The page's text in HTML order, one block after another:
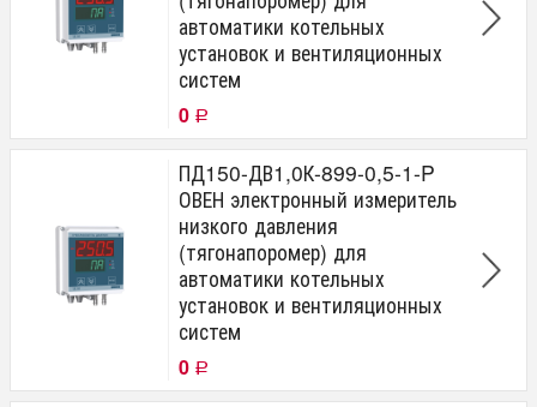
автоматики котельных
установок и вентиляционных
систем
0 Р
ПД150-ДВ1,0К-899-0,5-1-P
ОВЕН электронный измеритель
низкого давления
(тягонапоромер) для
автоматики котельных
установок и вентиляционных
систем
0 Р